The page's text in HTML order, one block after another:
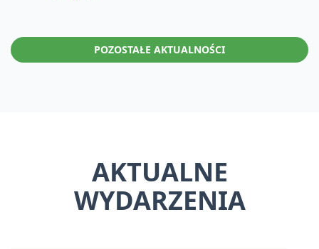
POZOSTAŁE AKTUALNOŚCI
AKTUALNE
WYDARZENIA